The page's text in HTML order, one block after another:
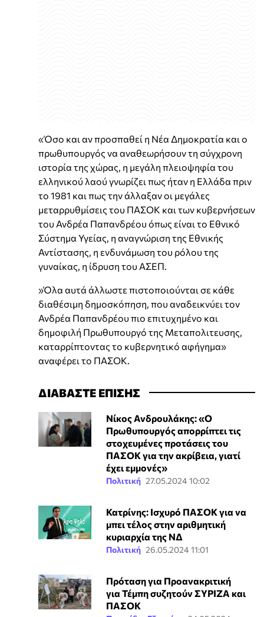
«Όσο και αν προσπαθεί η Νέα Δημοκρατία και ο
πρωθυπουργός να αναθεωρήσουν τη σύγχρονη
ιστορία της χώρας, η μεγάλη πλειοψηφία του
ελληνικού λαού γνωρίζει πως ήταν η Ελλάδα πριν
το 1981 και πως την άλλαξαν οι μεγάλες
μεταρρυθμίσεις του ΠΑΣΟΚ και των κυβερνήσεων
του Ανδρέα Παπανδρέου όπως είναι το Εθνικό
Σύστημα Υγείας, η αναγνώριση της Εθνικής
Αντίστασης, η ενδυνάμωση του ρόλου της
γυναίκας, η ίδρυση του ΑΣΕΠ.
»Όλα αυτά άλλωστε πιστοποιούνται σε κάθε
διαθέσιμη δημοσκόπηση, που αναδεικνύει τον
Ανδρέα Παπανδρέου πιο επιτυχημένο και
δημοφιλή Πρωθυπουργό της Μεταπολιτευσης,
καταρρίπτοντας το κυβερνητικό αφήγημα»
αναφέρει το ΠΑΣΟΚ.
ΔΙΑΒΑΣΤΕ ΕΠΙΣΗΣ
Νίκος Ανδρουλάκης: «Ο
Πρωθυπουργός απορρίπτει τις
στοχευμένες προτάσεις του
ΠΑΣΟΚ για την ακρίβεια, γιατί
έχει εμμονές»
Πολιτική 27.05.2024 10:02
Κατρίνης: Ισχυρό ΠΑΣΟΚ για να
μπει τέλος στην αριθμητική
κυριαρχία της ΝΔ
Πολιτική 26.05.2024 11:01
Πρόταση για Προανακριτική
για Τέμπη συζητούν ΣΥΡΙΖΑ και
ΠΑΣΟΚ